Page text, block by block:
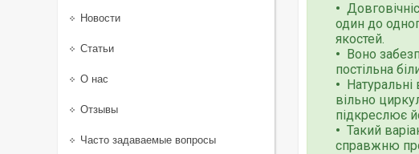
один до
якостей.
Воно
постільна
вільно
підкреслює
Такий
справжню
Новости
Статьи
О нас
Отзывы
Часто задаваемые вопросы